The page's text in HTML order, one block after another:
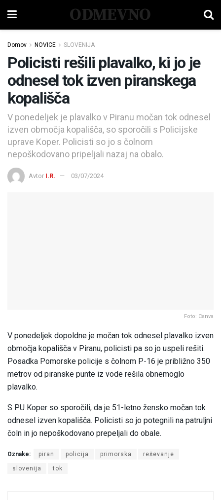
ODMEVNO
Domov NOVICE SLOVENIJA
Policisti rešili plavalko, ki jo je
odnesel tok izven piranskega
kopališča
V ponedeljek je plavalko v Piranu močan tok odnesel
izven območja kopališča, so sporočili s Policijske
uprave Koper. Policisti so jo s čolnom
nepoškodovano pripeljali nazaj na obalo.
Avtor I.R. 03/07/2024
Foto: Canva
V ponedeljek dopoldne je močan tok odnesel plavalko izven
območja kopališča v Piranu, policisti pa so jo uspeli rešiti.
Posadka Pomorske policije s čolnom P-16 je približno 350
metrov od piranske punte iz vode rešila obnemoglo
plavalko.
S PU Koper so sporočili, da je 51-letno žensko močan tok
odnesel izven kopališča. Policisti so jo potegnili na patruljni
čoln in jo nepoškodovano prepeljali do obale.
Oznake: piran policija primorska reševanje
slovenija tok